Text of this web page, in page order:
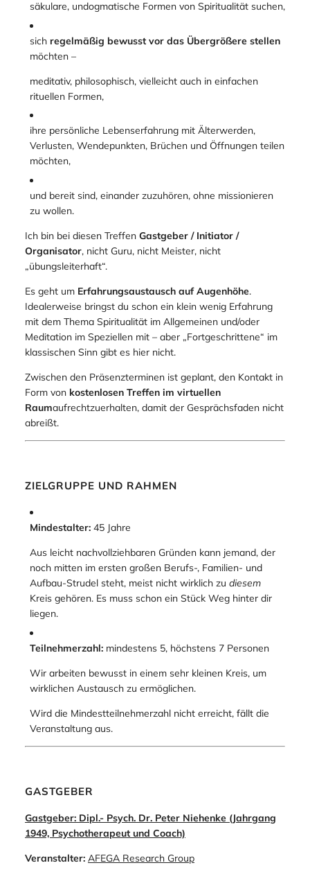
säkulare, undogmatische Formen von Spiritualität suchen,
sich regelmäßig bewusst vor das Übergrößere stellen
möchten –
meditativ, philosophisch, vielleicht auch in einfachen
rituellen Formen,
ihre persönliche Lebenserfahrung mit Älterwerden,
Verlusten, Wendepunkten, Brüchen und Öffnungen teilen
möchten,
und bereit sind, einander zuzuhören, ohne missionieren
zu wollen.
Ich bin bei diesen Treffen Gastgeber / Initiator /
Organisator, nicht Guru, nicht Meister, nicht
„übungsleiterhaft“.
Es geht um Erfahrungsaustausch auf Augenhöhe.
Idealerweise bringst du schon ein klein wenig Erfahrung
mit dem Thema Spiritualität im Allgemeinen und/oder
Meditation im Speziellen mit – aber „Fortgeschrittene“ im
klassischen Sinn gibt es hier nicht.
Zwischen den Präsenzterminen ist geplant, den Kontakt in
Form von kostenlosen Treffen im virtuellen
Raumaufrechtzuerhalten, damit der Gesprächsfaden nicht
abreißt.
ZIELGRUPPE UND RAHMEN
Mindestalter: 45 Jahre
Aus leicht nachvollziehbaren Gründen kann jemand, der
noch mitten im ersten großen Berufs-, Familien- und
Aufbau-Strudel steht, meist nicht wirklich zu diesem
Kreis gehören. Es muss schon ein Stück Weg hinter dir
liegen.
Teilnehmerzahl: mindestens 5, höchstens 7 Personen
Wir arbeiten bewusst in einem sehr kleinen Kreis, um
wirklichen Austausch zu ermöglichen.
Wird die Mindestteilnehmerzahl nicht erreicht, fällt die
Veranstaltung aus.
GASTGEBER
Gastgeber: Dipl.- Psych. Dr. Peter Niehenke (Jahrgang
1949, Psychotherapeut und Coach)
Veranstalter: AFEGA Research Group